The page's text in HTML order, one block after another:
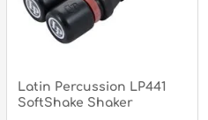
Latin Percussion LP441
SoftShake Shaker